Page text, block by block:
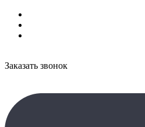
Заказать звонок